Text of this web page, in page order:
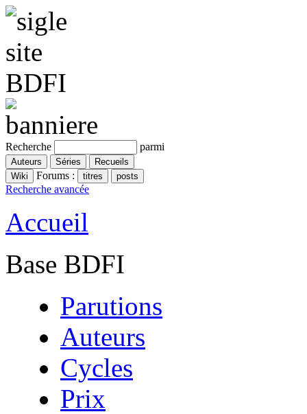
Recherche parmi
Forums :
Recherche avancée
Accueil
Base BDFI
Parutions
Auteurs
Cycles
Prix